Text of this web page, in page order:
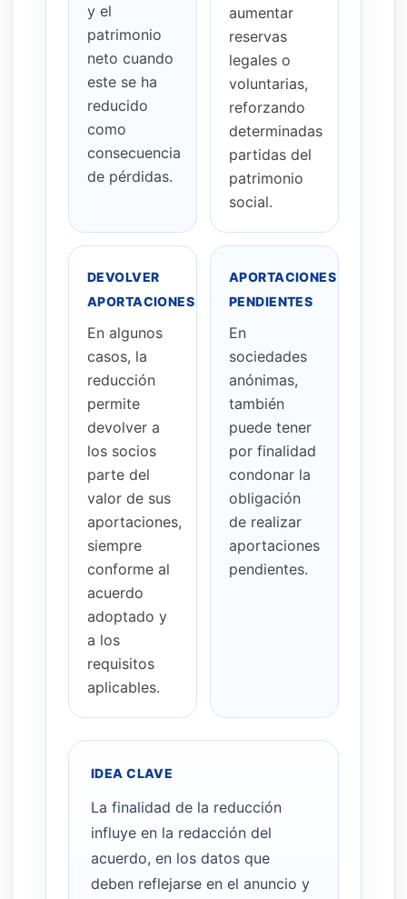
y el
patrimonio
neto cuando
este se ha
reducido
como
consecuencia
de pérdidas.
aumentar
reservas
legales o
voluntarias,
reforzando
determinadas
partidas del
patrimonio
social.
DEVOLVER
APORTACIONES
En algunos
casos, la
reducción
permite
devolver a
los socios
parte del
valor de sus
aportaciones,
siempre
conforme al
acuerdo
adoptado y
a los
requisitos
aplicables.
APORTACIONES
PENDIENTES
En
sociedades
anónimas,
también
puede tener
por finalidad
condonar la
obligación
de realizar
aportaciones
pendientes.
IDEA CLAVE
La finalidad de la reducción
influye en la redacción del
acuerdo, en los datos que
deben reflejarse en el anuncio y